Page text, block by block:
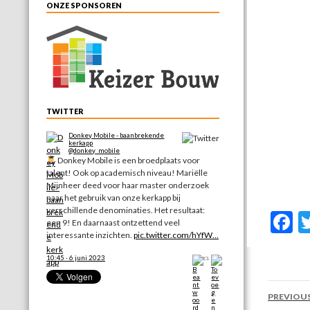
F
b
Post
ONZE SPONSOREN
TWITTER
Donkey Mobile - baanbrekende
kerkapp
@donkey_mobile
Donkey Mobile is een broedplaats voor
talent! Ook op academisch niveau! Mariëlle
Mijnheer deed voor haar master onderzoek
naar het gebruik van onze kerkapp bij
verschillende denominaties. Het resultaat:
een 9! En daarnaast ontzettend veel
interessante inzichten. pic.twitter.com/hYfW…
10:45 · 6 juni 2023